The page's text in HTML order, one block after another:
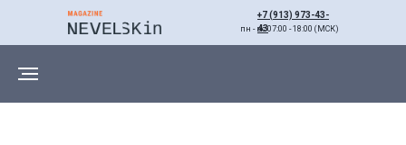
+7 (913) 973-43-
43
пн - вс 07:00 - 18:00 (МСК)